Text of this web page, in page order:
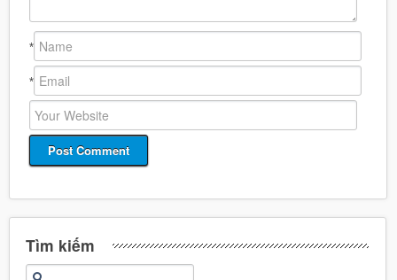
*
*
Tìm kiếm